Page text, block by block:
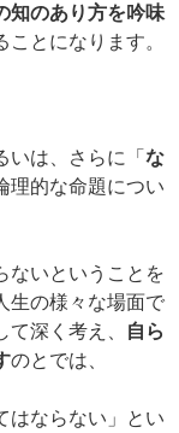
知のあり方を吟味
ことになります。
いは、さらに「な
理的な命題につい
ないということを
生の様々な場面で
深く考え、 自ら
のとでは、
はならない」とい